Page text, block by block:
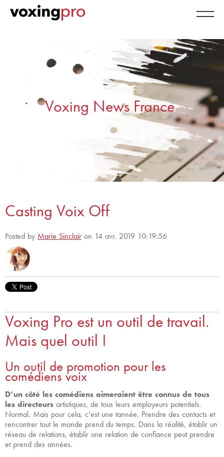
Voxing News France
Casting Voix Off
Posted by Marie Sinclair on 14 avr. 2019 10:19:56
Voxing Pro est un outil de travail.
Mais quel outil !
Un outil de promotion pour les
comédiens voix
D’un côté les comédiens aimeraient être connus de tous
les directeurs artistiques, de tous leurs employeurs potentiels.
Normal. Mais pour cela, c’est une tannée. Prendre des contacts et
rencontrer tout le monde prend du temps. Dans la réalité, établir un
réseau de relations, établir une relation de confiance peut prendre
et prend des années.